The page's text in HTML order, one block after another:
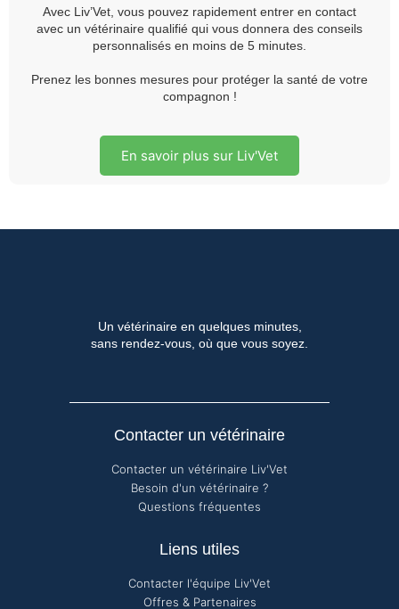
Avec Liv’Vet, vous pouvez rapidement entrer en contact
avec un vétérinaire qualifié qui vous donnera des conseils
personnalisés en moins de 5 minutes.
Prenez les bonnes mesures pour protéger la santé de votre
compagnon !
En savoir plus sur Liv'Vet
Un vétérinaire en quelques minutes,
sans rendez-vous, où que vous soyez.
Contacter un vétérinaire
Contacter un vétérinaire Liv'Vet
Besoin d'un vétérinaire ?
Questions fréquentes
Liens utiles
Contacter l'équipe Liv'Vet
Offres & Partenaires